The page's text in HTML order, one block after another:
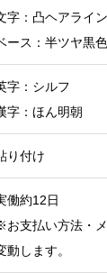
字：凸ヘアライン
ース：半ツヤ黒
字：シルフ
字：ほん明朝
り付け
働約12日
お支払い方法・
動します。